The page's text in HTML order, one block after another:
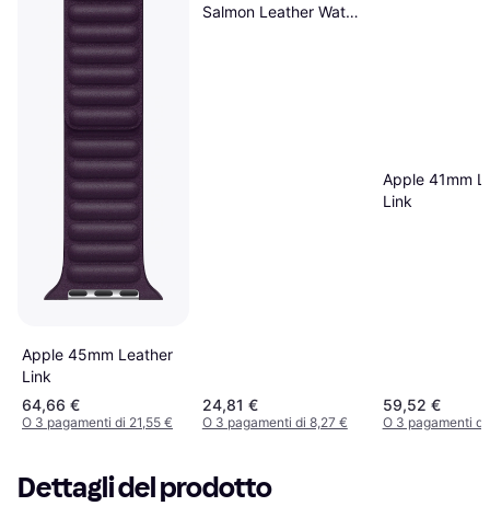
Apple 45mm Leather
Link
64,66 €
O 3 pagamenti di 21,55 €
Salmon Leather Watch
24,81 €
O 3 pagamenti di 8,27 €
Apple 41mm
Link
59,52 €
O 3 pagamenti di
Dettagli del prodotto